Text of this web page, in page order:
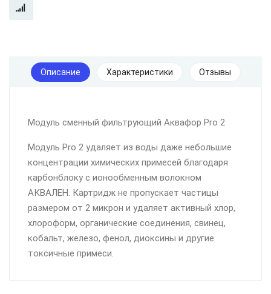
Описание Характеристики Отзывы
Модуль сменный фильтрующий Аквафор Pro 2
Модуль Pro 2 удаляет из воды даже небольшие
концентрации химических примесей благодаря
карбонблоку с ионообменным волокном
АКВАЛЕН. Картридж не пропускает частицы
размером от 2 микрон и удаляет активный хлор,
хлороформ, органические соединения, свинец,
кобальт, железо, фенол, диоксины и другие
токсичные примеси.